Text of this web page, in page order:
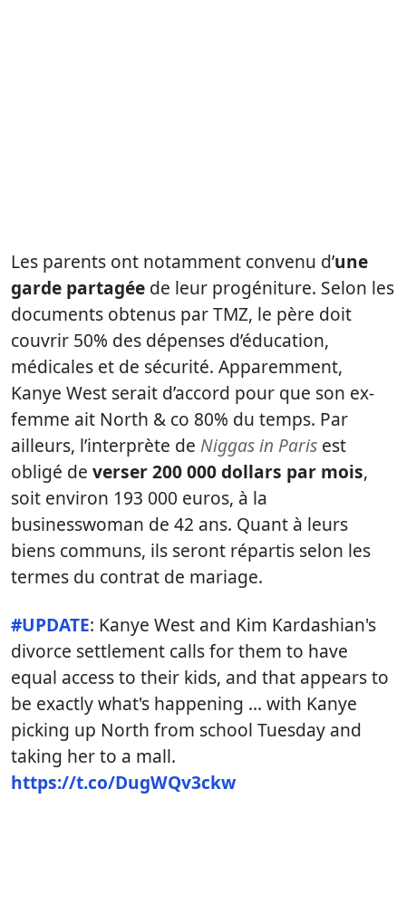
Les parents ont notamment convenu d’une
garde partagée de leur progéniture. Selon les
documents obtenus par TMZ, le père doit
couvrir 50% des dépenses d’éducation,
médicales et de sécurité. Apparemment,
Kanye West serait d’accord pour que son ex-
femme ait North & co 80% du temps. Par
ailleurs, l’interprète de Niggas in Paris est
obligé de verser 200 000 dollars par mois,
soit environ 193 000 euros, à la
businesswoman de 42 ans. Quant à leurs
biens communs, ils seront répartis selon les
termes du contrat de mariage.
#UPDATE: Kanye West and Kim Kardashian's
divorce settlement calls for them to have
equal access to their kids, and that appears to
be exactly what's happening … with Kanye
picking up North from school Tuesday and
taking her to a mall.
https://t.co/DugWQv3ckw